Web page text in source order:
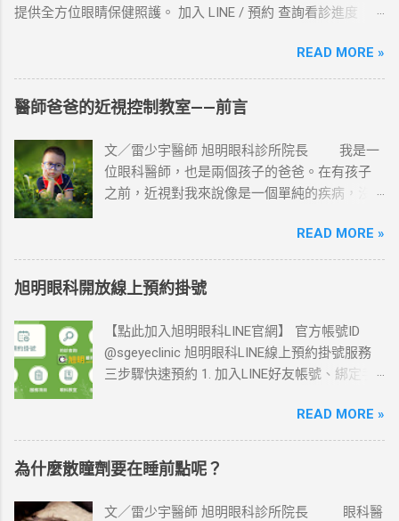
提供全方位眼睛保健照護。 加入 LINE / 預約 查詢看診進度
文山區景興路 203 號 電話： 02-8663-8683 LINE ID：
@sgeyeclinic 掛號提醒 初診患者不可預約，需當診現場掛號。
複診患者可透過 LINE 預約隔日起 90 天內門診。 角膜塑型片諮
詢試戴請預先來電安排。 門診時間 門診時段可能因連假、颱風
或臨時公告調整，出發前建議先查看最新公告或即時看診進
度。 時段 一 二 三 四 五 六 上午 08:45–12:00 休 休 休 休 休 ✓
下午 14:30–17:25 ✓ ✓ ✓ ✓ ✓ 13:45 ✓ 17:00 晚診 17:30–20:30 ✓
✓ ✓ ✓ ✓ 休 ＊平日 17:30 起開放晚診現場掛號與檢查＊ 週六下
READ MORE »
醫師爸爸的近視控制教室——前言
文／雷少宇醫師 旭明眼科診所院長 我是一
位眼科醫師，也是兩個孩子的爸爸。在有孩子
之前，近視對我來說像是一個單純的疾病，沒
交學校視力回條，驗了度數之後，如果是近
視，就開始教科書式的說明：「要少看電視、
多出去戶外運動」，接著再開立散瞳劑，而家
長跟小朋友就像得到了標準答案，心滿意足的
回家了。 本文來自 雷少宇醫師的眼科診療室
http://eyedoclei.blogspot.com/
READ MORE »
旭明眼科開放線上預約掛號
【點此加入旭明眼科LINE官網】 官方帳號ID
@sgeyeclinic 旭明眼科LINE線上預約掛號服務
三步驟快速預約 1. 加入LINE好友帳號、綁定手
手機系統至最新版本！) 2. 設定基本資料：姓名
／身分證字號／生日 【也可以幫家人預約喔】
3. 開始線上預約！預約後可查詢／取消約診資
訊 LINE官網提供預約掛號、約診查詢，看診進
度等便利用途， 以及豐富眼科醫療衛教知識，
READ MORE »
為什麼散瞳劑要在睡前點呢？
文／雷少宇醫師 旭明眼科診所院長 眼科醫